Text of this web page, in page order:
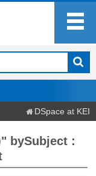
DSpace at KEI
bySubject :